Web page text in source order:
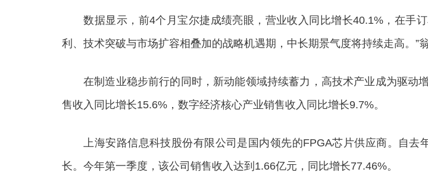
数据显示，前4个月宝尔捷成绩亮眼，营业收入同比增长40.1%，在手
利、技术突破与市场扩容相叠加的战略机遇期，中长期景气度将持续走高。”翁
在制造业稳步前行的同时，新动能领域持续蓄力，高技术产业成为驱动
售收入同比增长15.6%，数字经济核心产业销售收入同比增长9.7%。
上海安路信息科技股份有限公司是国内领先的FPGA芯片供应商。自去
长。今年第一季度，该公司销售收入达到1.66亿元，同比增长77.46%。